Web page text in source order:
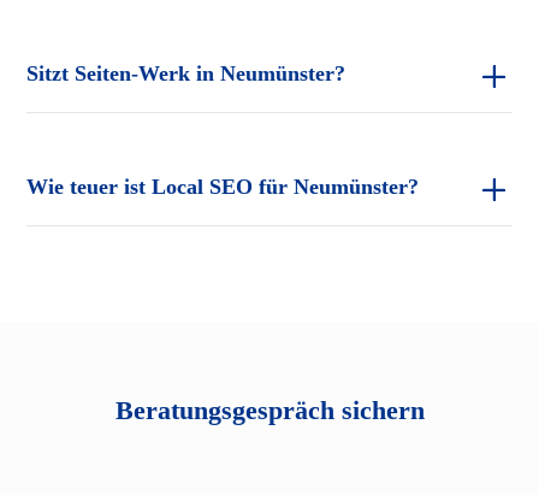
Sitzt Seiten-Werk in Neumünster?
Wie teuer ist Local SEO für Neumünster?
Beratungsgespräch sichern